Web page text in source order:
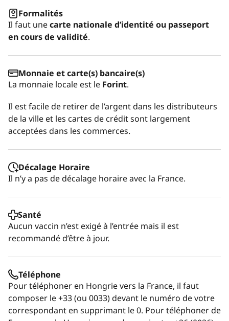
Formalités
Il faut unecarte nationale d’identité ou passeport
en cours de validité.
Monnaie et carte(s) bancaire(s)
La monnaie locale est le Forint.
Il est facile de retirer de l’argent dans les distributeurs
de la ville et les cartes de crédit sont largement
acceptées dans les commerces.
Décalage Horaire
Il n’y a pas de décalage horaire avec la France.
Santé
Aucun vaccin n’est exigé à l’entrée mais il est
recommandé d’être à jour.
Téléphone
Pour téléphoner en Hongrie vers la France, il faut
composer le +33 (ou 0033) devant le numéro de votre
correspondant en supprimant le 0. Pour téléphoner de